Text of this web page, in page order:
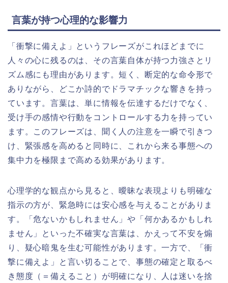
言葉が持つ心理的な影響力
「衝撃に備えよ」というフレーズがこれほどまでに
人々の心に残るのは、その言葉自体が持つ力強さとリ
ズム感にも理由があります。短く、断定的な命令形で
ありながら、どこか詩的でドラマチックな響きを持っ
ています。言葉は、単に情報を伝達するだけでなく、
受け手の感情や行動をコントロールする力を持ってい
ます。このフレーズは、聞く人の注意を一瞬で引きつ
け、緊張感を高めると同時に、これから来る事態への
集中力を極限まで高める効果があります。
心理学的な観点から見ると、曖昧な表現よりも明確な
指示の方が、緊急時には安心感を与えることがありま
す。「危ないかもしれません」や「何かあるかもしれ
ません」といった不確実な言葉は、かえって不安を煽
り、疑心暗鬼を生む可能性があります。一方で、「衝
撃に備えよ」と言い切ることで、事態の確定と取るべ
き態度（＝備えること）が明確になり、人は迷いを捨